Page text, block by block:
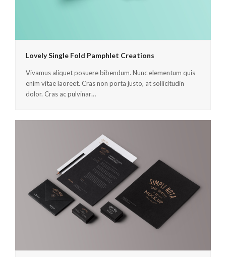
Lovely Single Fold Pamphlet Creations
Vivamus aliquet posuere bibendum. Nunc elementum quis
enim vitae laoreet. Cras non porta justo, at sollicitudin
dolor. Cras ac pulvinar…